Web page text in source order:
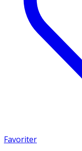
Favoriter